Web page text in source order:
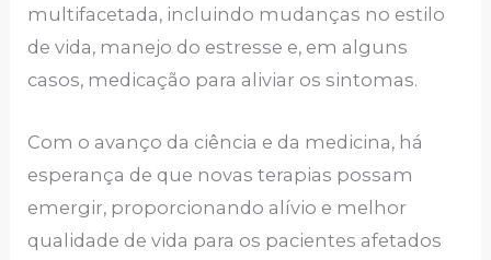
multifacetada, incluindo mudanças no estilo
de vida, manejo do estresse e, em alguns
casos, medicação para aliviar os sintomas.
Com o avanço da ciência e da medicina, há
esperança de que novas terapias possam
emergir, proporcionando alívio e melhor
qualidade de vida para os pacientes afetados